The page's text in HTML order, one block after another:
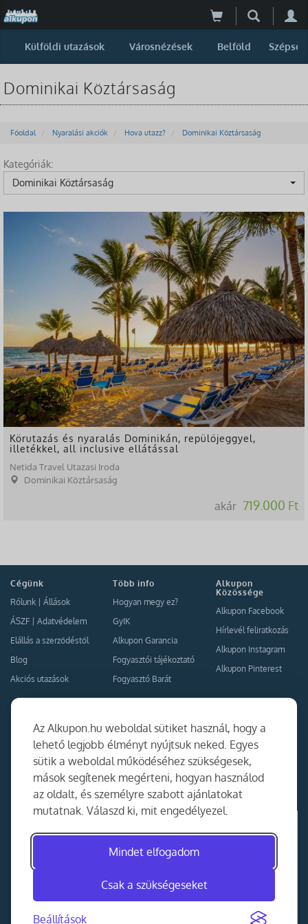
Az Alkupon.hu weboldal sütiket használ, hogy a
lehető legjobb élményt nyújtsuk neked. Egyes
sütik a weboldal működéséhez szükségesek,
mások segítenek megérteni, hogyan használod
az oldalt, és személyre szabott ajánlatokat
mutatnak. Válaszd ki, mit engedélyezel.
Mindet elfogadom
Csak a szükségeseket
Beállítások
Külföldi utazások Városnézések Belföld Szépség
Dominikai Köztársaság
Főoldal Nyaralási akciók Hova utazz? Dominikai Köztársaság
Kategóriák:
Dominikai Köztársaság
Körutazás és nyaralás Dominikán, repülőjeggyel,
illetékkel, all inclusive ellátással
Netida Travel Utazasi Iroda
Dominikai Köztársaság
akár 719.000 Ft
Cégünk
Rólunk | Állások
ÁSZF | Adatvédelem
Elállás a szerződéstől
Blog
Akciós utazások
Több info
Hogyan megy ez?
GyIK
Alkupon Garancia
Fogyasztói tájékoztató
Fogyasztó Barát
Alkupon
Közössége
Alkupon Facebook
Hírlevél feliratkozás
Alkupon Instagram
Alkupon Pinterest
Együttműködés
Kapcsolat
Ajánlj nekünk!
Partner Belépés